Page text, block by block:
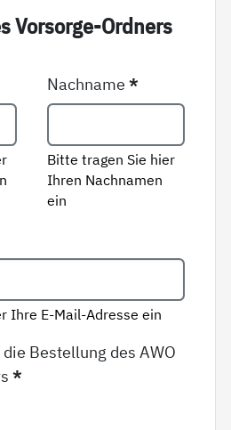
Vor­sor­ge-Ord­ners
Nachname*
Bitte tragen Sie hier
Ihren Nachnamen
ein
Ihre E-Mail-Adresse ein
Bestellung des AWO
*